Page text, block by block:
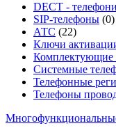
DECT -
SIP-телефоны (0)
АТС (22)
Ключи
Системные
Телефонные
Телефоны